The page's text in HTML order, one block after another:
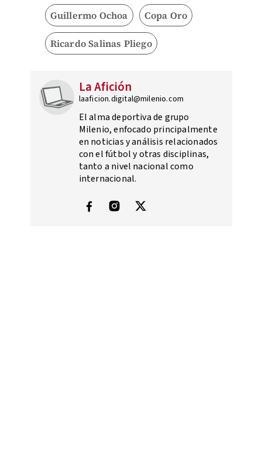
Guillermo Ochoa Copa Oro
Ricardo Salinas Pliego
La Afición
laaficion.digital@milenio.com
El alma deportiva de grupo
Milenio, enfocado principalmente
en noticias y análisis relacionados
con el fútbol y otras disciplinas,
tanto a nivel nacional como
internacional.